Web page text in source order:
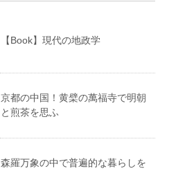
【Book】現代の地政学
京都の中国！黄檗の萬福寺で明朝
と煎茶を思ふ
森羅万象の中で普遍的な暮らしを